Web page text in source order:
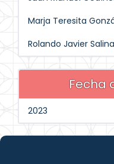
Marja Teresita
Rolando Javier
Fecha
2023